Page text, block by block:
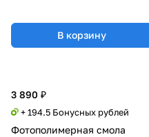
В корзину
3 890 ₽
+ 194.5 Бонусных рублей
Фотополимерная смола